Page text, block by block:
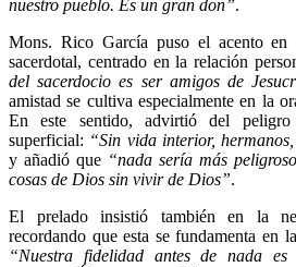
nuestro pueblo. Es un gran don”.
Mons. Rico García puso el acento
sacerdotal, centrado en la relación
del sacerdocio es ser amigos de
amistad se cultiva especialmente en la
En este sentido, advirtió del
superficial: “Sin vida interior,
y añadió que “nada sería más
cosas de Dios sin vivir de Dios”.
El prelado insistió también en la
recordando que esta se fundamenta en
“Nuestra fidelidad antes de nada